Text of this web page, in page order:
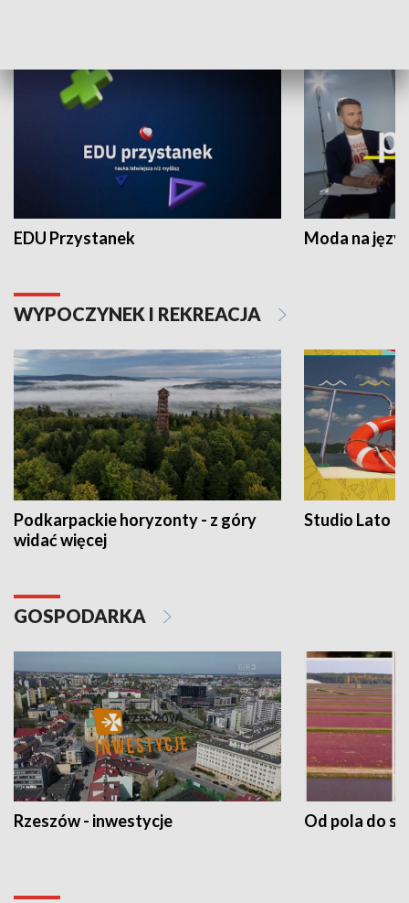
EDU Przystanek Moda na
WYPOCZYNEK I REKREACJA
Podkarpackie horyzonty - z góry
widać więcej
Studio Lato
GOSPODARKA
Rzeszów - inwestycje Od pola do